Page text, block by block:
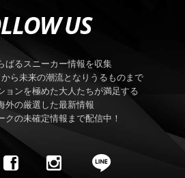
US
ばるスニーカー情報を収集
ら未来の潮流となりうるものまで
ョンを極めた大人たちが満足する
外の厳選した最新情報
クの未確定情報まで配信中！